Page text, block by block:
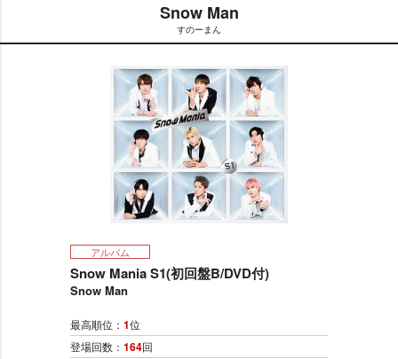
t
e
Snow Man
すのーまん
アルバム
Snow Mania S1(初回盤B/DVD付)
Snow Man
最高順位： 1位
登場回数： 164回